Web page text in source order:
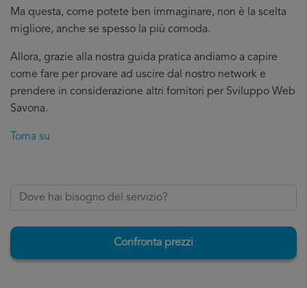
Ma questa, come potete ben immaginare, non è la scelta
migliore, anche se spesso la più comoda.
Allora, grazie alla nostra guida pratica andiamo a capire
come fare per provare ad uscire dal nostro network e
prendere in considerazione altri fornitori per Sviluppo Web
Savona.
Torna su
Confronta prezzi